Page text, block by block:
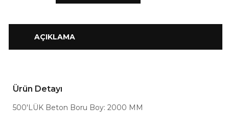
AÇIKLAMA
Ürün Detayı
500'LÜK Beton Boru Boy: 2000 MM